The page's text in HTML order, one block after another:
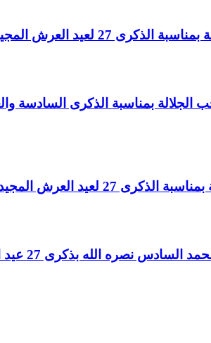
لعيد العرش المجيد.
الجلالة بمناسبة الذكرى
لعيد العرش المجيد
الله بذكرى 27 عيد العرش المجيد